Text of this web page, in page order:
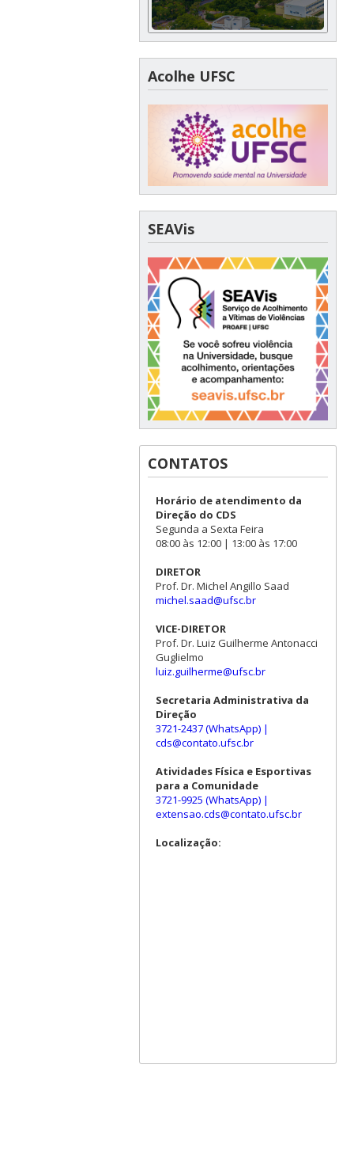
Acolhe UFSC
SEAVis
CONTATOS
Horário de atendimento da
Direção do CDS
Segunda a Sexta Feira
08:00 às 12:00 | 13:00 às 17:00
DIRETOR
Prof. Dr. Michel Angillo Saad
michel.saad@ufsc.br
VICE-DIRETOR
Prof. Dr. Luiz Guilherme Antonacci
Guglielmo
luiz.guilherme@ufsc.br
Secretaria Administrativa da
Direção
3721-2437 (WhatsApp) |
cds@contato.ufsc.br
Atividades Física e Esportivas
para a Comunidade
3721-9925 (WhatsApp) |
extensao.cds@contato.ufsc.br
Localização: